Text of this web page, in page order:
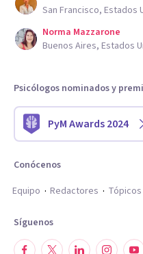
San Francisco, Estados
Norma Mazzarone
Buenos Aires, Estados
Psicólogos nominados y
PyM Awards 2024
Conócenos
Equipo
Redactores Tópicos
Síguenos